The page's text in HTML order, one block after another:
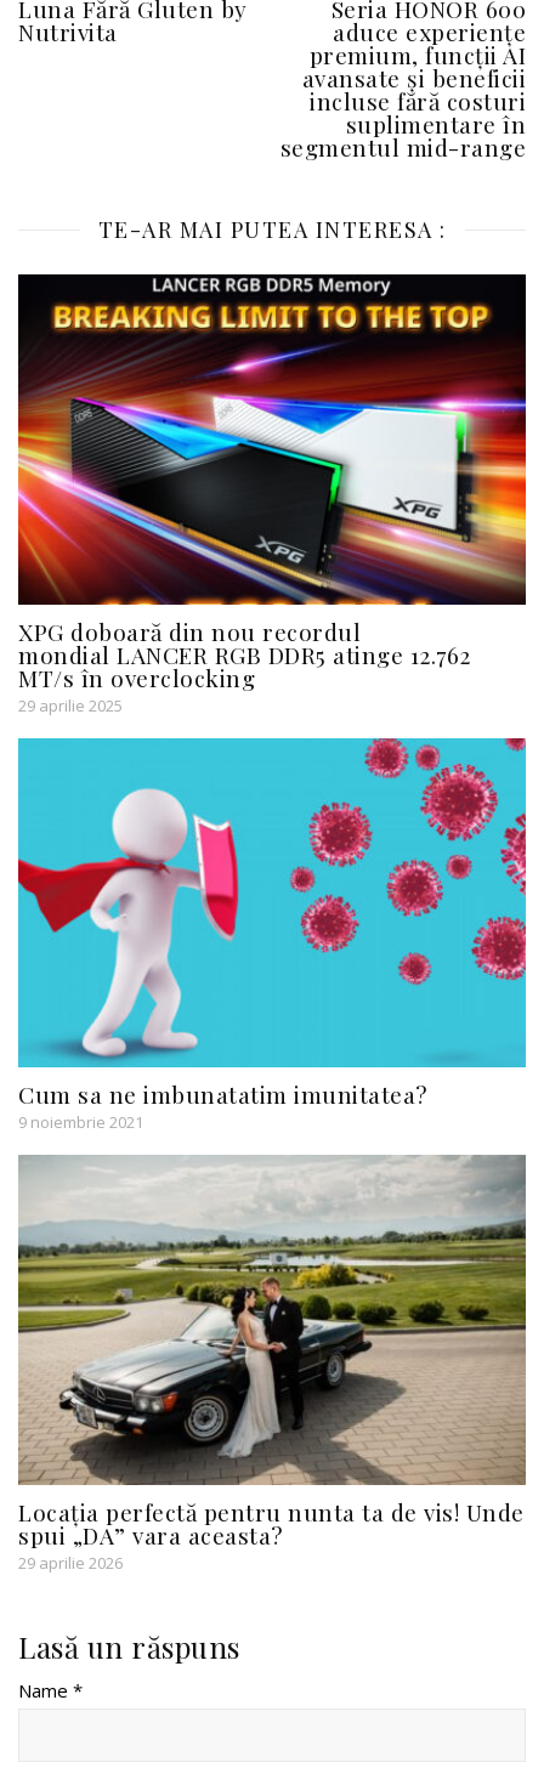
Luna Fără Gluten by
Nutrivita
Seria HONOR 600
aduce experiențe
premium, funcții AI
avansate și beneficii
incluse fără costuri
suplimentare în
segmentul mid-range
TE-AR MAI PUTEA INTERESA :
XPG doboară din nou recordul
mondial LANCER RGB DDR5 atinge 12.762
MT/s în overclocking
29 aprilie 2025
Cum sa ne imbunatatim imunitatea?
9 noiembrie 2021
Locația perfectă pentru nunta ta de vis! Unde
spui „DA” vara aceasta?
29 aprilie 2026
Lasă un răspuns
Name *